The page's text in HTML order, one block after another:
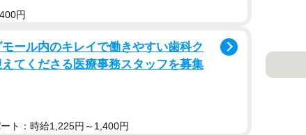
円
ール内のキレイで働きやすい歯科ク
てくださる医療事務スタッフを募集
ト：時給1,225円～1,400円